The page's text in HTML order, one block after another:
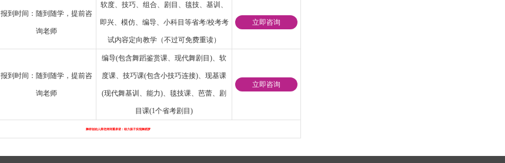
报到时间：随到随学，提前咨
询老师
软度、技巧、组合、剧目、毯技、基训、
即兴、模仿、编导、小科目等省考/校考考
试内容定向教学（不过可免费重读）
立即咨询
报到时间：随到随学，提前咨
询老师
编导(包含舞蹈鉴赏课、现代舞剧目)、软
度课、技巧课(包含小技巧连接)、现基课
(现代舞基训、能力)、毯技课、芭蕾、剧
目课(1个省考剧目)
立即咨询
舞研创始人薛老师郑重承诺：助力孩子实现舞蹈梦